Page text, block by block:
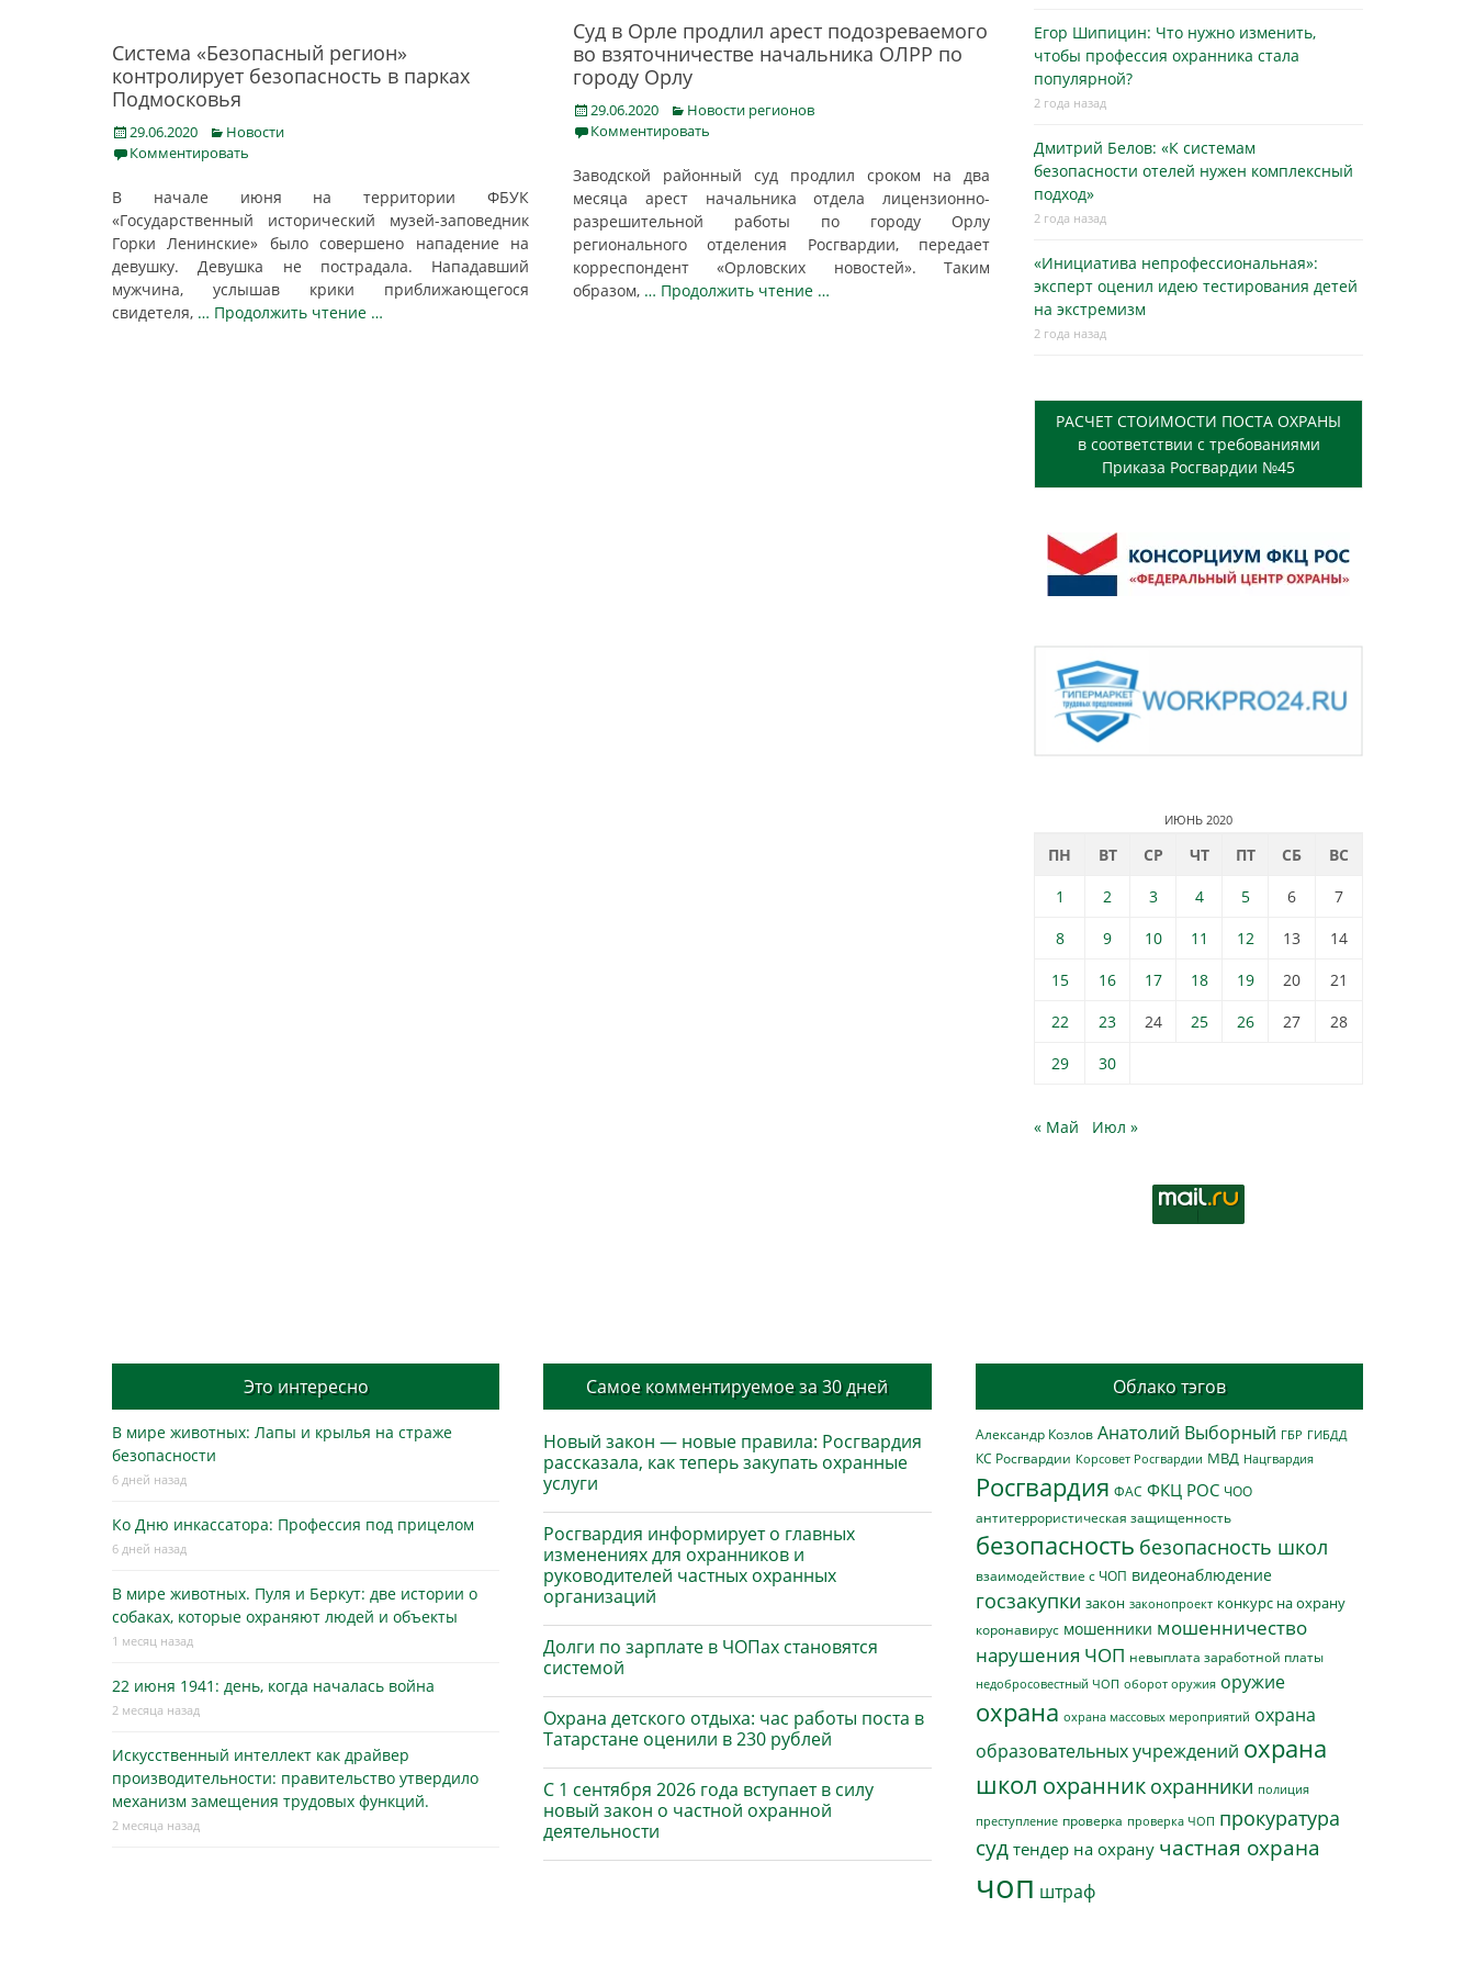
Суд в Орле продлил арест подозреваемого
во взяточничестве начальника ОЛРР по
городу Орлу
Posted
on
29.06.2020 Categories
Новости регионов
Комментировать
Заводской районный суд продлил сроком на два
месяца арест начальника отдела лицензионно-
разрешительной работы по городу Орлу
регионального отделения Росгвардии, передает
корреспондент «Орловских новостей». Таким
образом, … Продолжить чтение …
Система «Безопасный регион»
контролирует безопасность в парках
Подмосковья
Posted
on
29.06.2020 Categories
Новости
Комментировать
В начале июня на территории ФБУК
«Государственный исторический музей-заповедник
Горки Ленинские» было совершено нападение на
девушку. Девушка не пострадала. Нападавший
мужчина, услышав крики приближающегося
свидетеля, … Продолжить чтение …
Егор Шипицин: Что нужно изменить,
чтобы профессия охранника стала
популярной?
2 года назад
Дмитрий Белов: «К системам
безопасности отелей нужен комплексный
подход»
2 года назад
«Инициатива непрофессиональная»:
эксперт оценил идею тестирования детей
на экстремизм
2 года назад
РАСЧЕТ СТОИМОСТИ ПОСТА ОХРАНЫ
в соответствии с требованиями
Приказа Росгвардии №45
ИЮНЬ 2020
ПН ВТ СР ЧТ ПТ СБ
ВС
1
2 3 4 5 6
7
8
9 10 11 12 13
14
15
16 17 18 19 20
21
22
23 24 25 26 27
28
29
30
« Май Июл »
Это интересно
В мире животных: Лапы и крылья на страже
безопасности
6 дней назад
Ко Дню инкассатора: Профессия под прицелом
6 дней назад
В мире животных. Пуля и Беркут: две истории о
собаках, которые охраняют людей и объекты
1 месяц назад
22 июня 1941: день, когда началась война
2 месяца назад
Искусственный интеллект как драйвер
производительности: правительство утвердило
механизм замещения трудовых функций.
2 месяца назад
Самое комментируемое за 30 дней
Новый закон — новые правила: Росгвардия
рассказала, как теперь закупать охранные
услуги
Росгвардия информирует о главных
изменениях для охранников и
руководителей частных охранных
организаций
Долги по зарплате в ЧОПах становятся
системой
Охрана детского отдыха: час работы поста в
Татарстане оценили в 230 рублей
С 1 сентября 2026 года вступает в силу
новый закон о частной охранной
деятельности
Облако тэгов
Александр Козлов Анатолий Выборный ГБР ГИБДД
КС Росгвардии Корсовет Росгвардии МВД Нацгвардия
Росгвардия ФАС ФКЦ РОС ЧОО
антитеррористическая защищенность
безопасность безопасность школ
взаимодействие с ЧОП видеонаблюдение
госзакупки закон законопроект конкурс на охрану
коронавирус мошенники мошенничество
нарушения ЧОП невыплата заработной платы
недобросовестный ЧОП оборот оружия оружие
охрана охрана массовых мероприятий охрана
образовательных учреждений охрана
школ охранник охранники полиция
преступление проверка проверка ЧОП прокуратура
суд тендер на охрану частная охрана
чоп штраф